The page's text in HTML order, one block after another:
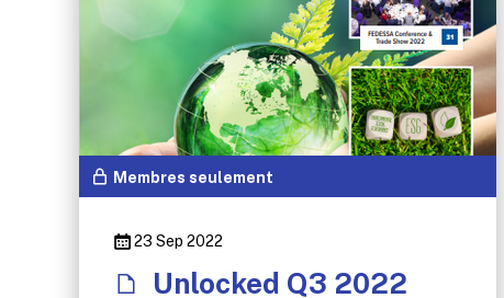
Membres seulement
23 Sep 2022
Unlocked Q3 2022